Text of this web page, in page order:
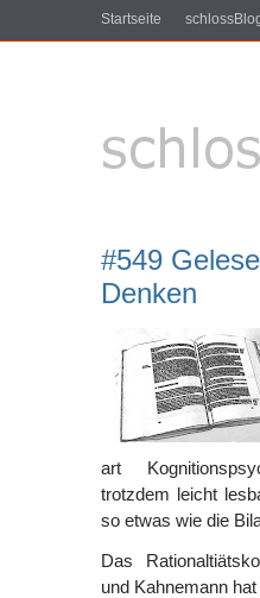
Startseite
#549
Denken
art
trotzdem leicht
so etwas wie die
Das
und Kahnemann